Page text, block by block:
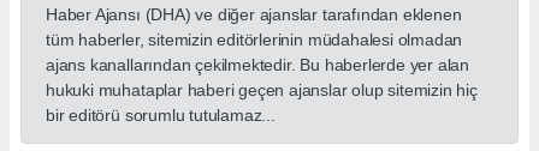
Haber Ajansı (DHA) ve diğer ajanslar tarafından eklenen
tüm haberler, sitemizin editörlerinin müdahalesi olmadan
ajans kanallarından çekilmektedir. Bu haberlerde yer alan
hukuki muhataplar haberi geçen ajanslar olup sitemizin hiç
bir editörü sorumlu tutulamaz...